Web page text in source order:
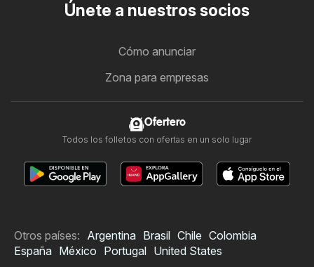
Únete a nuestros socios
Cómo anunciar
Zona para empresas
Ofertero
Todos los folletos con ofertas en un solo lugar
Otros países: Argentina Brasil Chile Colombia
España México Portugal United States